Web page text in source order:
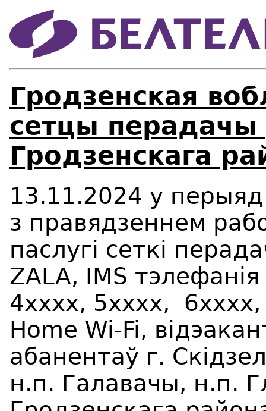
Гродзенская
сетцы
Гродзенскага
13.11.2024 у
з правядзеннем
паслугі сеткі
ZALA, IMS
4хххх, 5хххх, 6хххх,
Home Wi-Fi,
абанентаў г. Скідз
н.п. Галавачы, н.п.